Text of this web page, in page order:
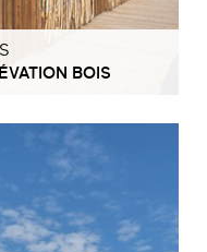
BOIS